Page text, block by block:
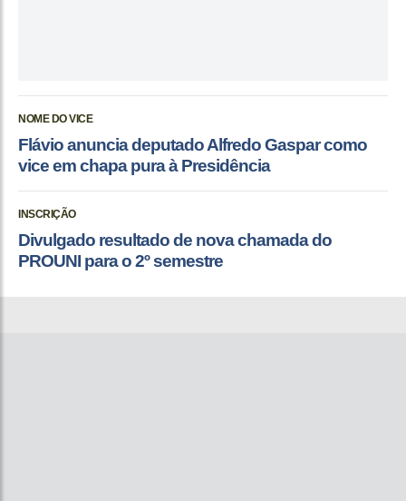
NOME DO VICE
Flávio anuncia deputado Alfredo Gaspar como
vice em chapa pura à Presidência
INSCRIÇÃO
Divulgado resultado de nova chamada do
PROUNI para o 2º semestre